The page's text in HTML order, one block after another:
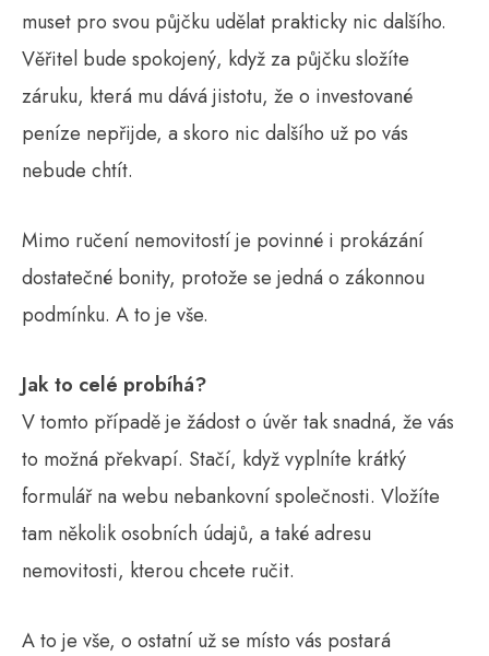
muset pro svou půjčku udělat prakticky nic dalšího.
Věřitel bude spokojený, když za půjčku složíte
záruku, která mu dává jistotu, že o investované
peníze nepřijde, a skoro nic dalšího už po vás
nebude chtít.
Mimo ručení nemovitostí je povinné i prokázání
dostatečné bonity, protože se jedná o zákonnou
podmínku. A to je vše.
Jak to celé probíhá?
V tomto případě je žádost o úvěr tak snadná, že vás
to možná překvapí. Stačí, když vyplníte krátký
formulář na webu nebankovní společnosti. Vložíte
tam několik osobních údajů, a také adresu
nemovitosti, kterou chcete ručit.
A to je vše, o ostatní už se místo vás postará